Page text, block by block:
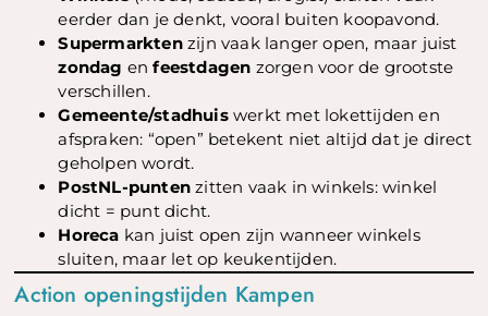
eerder dan je denkt, vooral buiten koopavond.
Supermarktenzijn vaak langer open, maar juist
zondag enfeestdagen zorgen voor de grootste
verschillen.
Gemeente/stadhuiswerkt met lokettijden en
afspraken: “open” betekent niet altijd dat je direct
geholpen wordt.
PostNL-punten zitten vaak in winkels: winkel
dicht = punt dicht.
Horeca kan juist open zijn wanneer winkels
sluiten, maar let op keukentijden.
Action openingstijden Kampen